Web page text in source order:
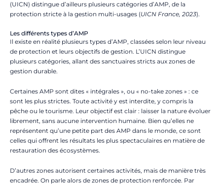
(UICN) distingue d’ailleurs plusieurs catégories d’AMP, de la
protection stricte à la gestion multi-usages (UICN France, 2023).
Les différents types d’AMP
Il existe en réalité plusieurs types d’AMP, classées selon leur niveau
de protection et leurs objectifs de gestion. L’UICN distingue
plusieurs catégories, allant des sanctuaires stricts aux zones de
gestion durable.
Certaines AMP sont dites « intégrales », ou « no-take zones » : ce
sont les plus strictes. Toute activité y est interdite, y compris la
pêche ou le tourisme. Leur objectif est clair : laisser la nature évoluer
librement, sans aucune intervention humaine. Bien qu’elles ne
représentent qu’une petite part des AMP dans le monde, ce sont
celles qui offrent les résultats les plus spectaculaires en matière de
restauration des écosystèmes.
D’autres zones autorisent certaines activités, mais de manière très
encadrée. On parle alors de zones de protection renforcée. Par